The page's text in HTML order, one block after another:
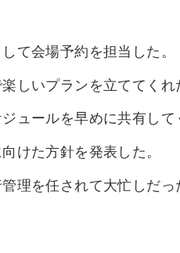
して会場予約を担当した。
しいプランを立ててくれ
ュールを早めに共有して
けた方針を発表した。
理を任されて大忙しだっ